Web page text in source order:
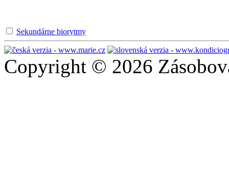
Sekundárne biorytmy
Copyright © 2026